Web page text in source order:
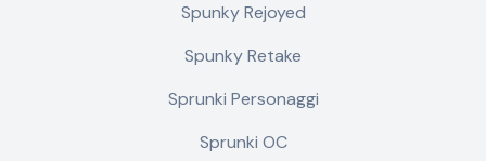
Spunky Rejoyed
Spunky Retake
Sprunki Personaggi
Sprunki OC